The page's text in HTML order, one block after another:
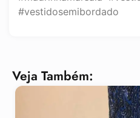
#vestidosemibordado
Veja Também: